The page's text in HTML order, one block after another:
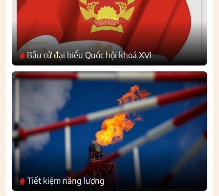
#Bầu cử đại biểu Quốc hội khoá XVI
#Tiết kiệm năng lượng